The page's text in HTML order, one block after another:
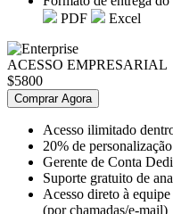
PDF
Excel
ACESSO EMPRESARIAL
$5800
Comprar Agora
Acesso ilimitado
20% de
Gerente de Conta
Suporte gratuito de
Acesso direto à equipe
(por chamadas/e-mail)